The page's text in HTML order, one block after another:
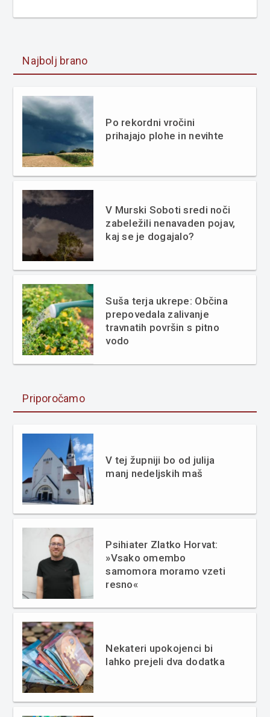
Najbolj brano
Po rekordni vročini
prihajajo plohe in nevihte
V Murski Soboti sredi noči
zabeležili nenavaden pojav,
kaj se je dogajalo?
Suša terja ukrepe: Občina
prepovedala zalivanje
travnatih površin s pitno
vodo
Priporočamo
V tej župniji bo od julija
manj nedeljskih maš
Psihiater Zlatko Horvat:
»Vsako omembo
samomora moramo vzeti
resno«
Nekateri upokojenci bi
lahko prejeli dva dodatka